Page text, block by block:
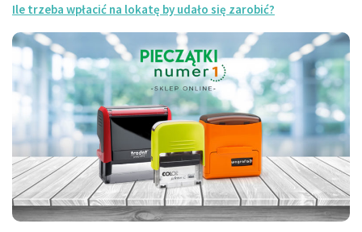
Ile trzeba wpłacić na lokatę by udało się zarobić?